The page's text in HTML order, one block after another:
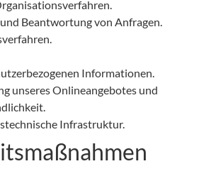
Beantwortung von Anfragen.
Informationen.
unseres Onlineangebotes und
Infrastruktur.